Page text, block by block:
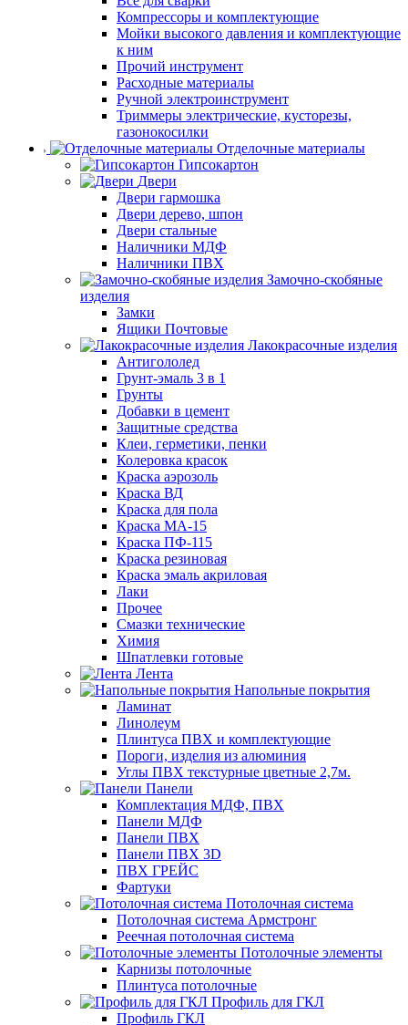
Компрессоры и комплектующие
Мойки высокого давления и комплектующие
к ним
Прочий инструмент
Расходные материалы
Ручной электроинструмент
Триммеры электрические, кусторезы,
газонокосилки
Отделочные материалы
Гипсокартон
Двери
Двери гармошка
Двери дерево, шпон
Двери стальные
Наличники МДФ
Наличники ПВХ
Замочно-скобяные
изделия
Замки
Ящики Почтовые
Лакокрасочные изделия
Антигололед
Грунт-эмаль 3 в 1
Грунты
Добавки в цемент
Защитные средства
Клеи, герметики, пенки
Колеровка красок
Краска аэрозоль
Краска ВД
Краска для пола
Краска МА-15
Краска ПФ-115
Краска резиновая
Краска эмаль акриловая
Лаки
Прочее
Смазки технические
Химия
Шпатлевки готовые
Лента
Напольные покрытия
Ламинат
Линолеум
Плинтуса ПВХ и комплектующие
Пороги, изделия из алюминия
Углы ПВХ текстурные цветные 2,7м.
Панели
Комплектация МДФ, ПВХ
Панели МДФ
Панели ПВХ
Панели ПВХ 3D
ПВХ ГРЕЙС
Фартуки
Потолочная система
Потолочная система Армстронг
Реечная потолочная система
Потолочные элементы
Карнизы потолочные
Плинтуса потолочные
Профиль для ГКЛ
Профиль ГКЛ